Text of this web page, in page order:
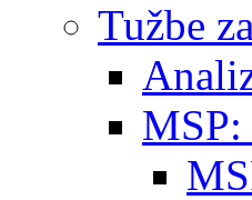
Tužbe
MSP: